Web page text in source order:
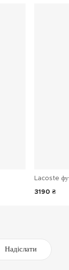
Lacoste
3190 ₴
Надіслати